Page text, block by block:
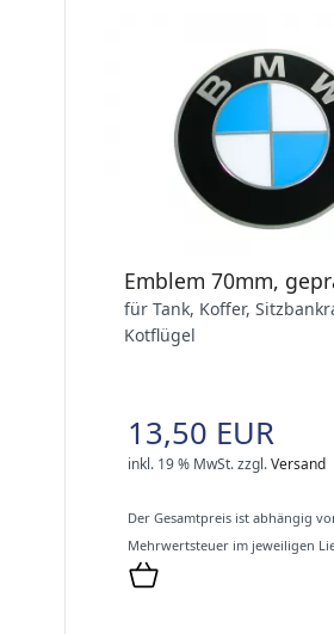
Emblem 70mm,
für Tank, Koffer,
Kotflügel
13,50 EUR
inkl. 19 % MwSt.zzgl.Versand
Der Gesamtpreis ist abhängig
Mehrwertsteuer im jeweiligen